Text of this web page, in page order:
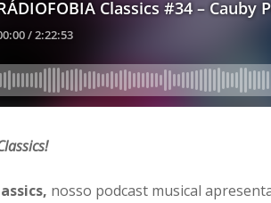
nosso podcast musical